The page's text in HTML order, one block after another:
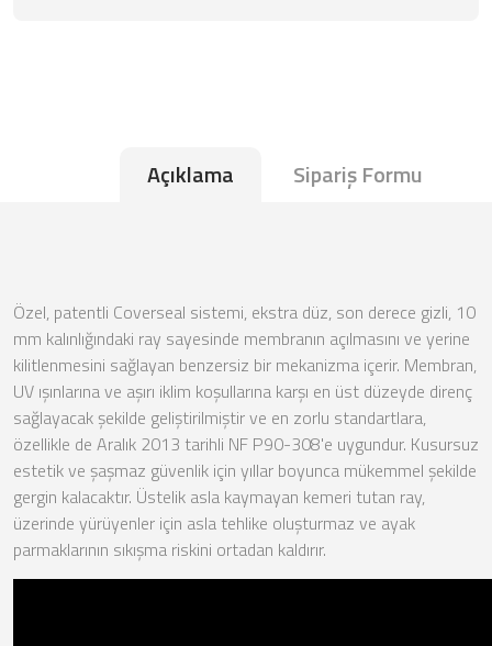
Açıklama Sipariş Formu
Özel, patentli Coverseal sistemi, ekstra düz, son derece gizli, 10
mm kalınlığındaki ray sayesinde membranın açılmasını ve yerine
kilitlenmesini sağlayan benzersiz bir mekanizma içerir. Membran,
UV ışınlarına ve aşırı iklim koşullarına karşı en üst düzeyde direnç
sağlayacak şekilde geliştirilmiştir ve en zorlu standartlara,
özellikle de Aralık 2013 tarihli NF P90-308'e uygundur. Kusursuz
estetik ve şaşmaz güvenlik için yıllar boyunca mükemmel şekilde
gergin kalacaktır. Üstelik asla kaymayan kemeri tutan ray,
üzerinde yürüyenler için asla tehlike oluşturmaz ve ayak
parmaklarının sıkışma riskini ortadan kaldırır.